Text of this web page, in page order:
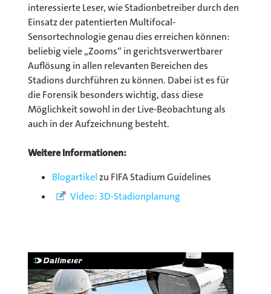
interessierte Leser, wie Stadionbetreiber durch den
Einsatz der patentierten Multifocal-
Sensortechnologie genau dies erreichen können:
beliebig viele „Zooms“ in gerichtsverwertbarer
Auflösung in allen relevanten Bereichen des
Stadions durchführen zu können. Dabei ist es für
die Forensik besonders wichtig, dass diese
Möglichkeit sowohl in der Live-Beobachtung als
auch in der Aufzeichnung besteht.
Weitere Informationen:
Blogartikelzu FIFA Stadium Guidelines
Video: 3D-Stadionplanung